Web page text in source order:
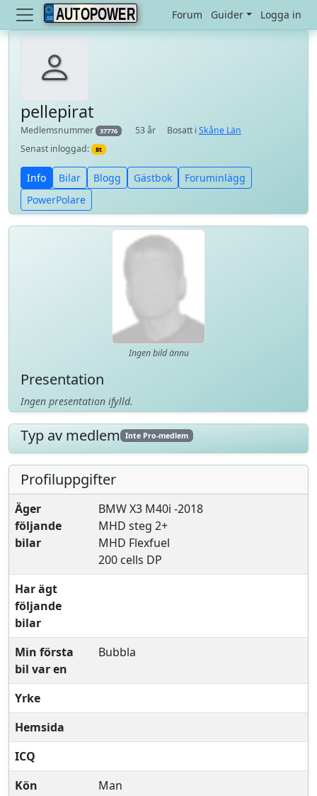
AUTOPOWER Forum Guider Logga in
pellepirat
Medlemsnummer 37776 53 år Bosatt i Skåne Län
Senast inloggad:
8t
Info Bilar Blogg Gästbok
Foruminlägg
PowerPolare
Ingen bild ännu
Presentation
Ingen presentation ifylld.
Typ av medlem Inte Pro-medlem
Profiluppgifter
Äger
följande
bilar
BMW X3 M40i -2018
MHD steg 2+
MHD Flexfuel
200 cells DP
Har ägt
följande
bilar
Min första
bil var en
Bubbla
Yrke
Hemsida
ICQ
Kön
Man